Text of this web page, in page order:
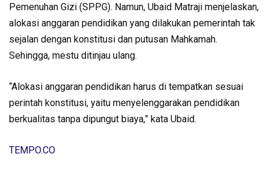
Pemenuhan Gizi (SPPG). Namun, Ubaid Matraji menjelaskan,
alokasi anggaran pendidikan yang dilakukan pemerintah tak
sejalan dengan konstitusi dan putusan Mahkamah.
Sehingga, mestu ditinjau ulang.
“Alokasi anggaran pendidikan harus di tempatkan sesuai
perintah konstitusi, yaitu menyelenggarakan pendidikan
berkualitas tanpa dipungut biaya,” kata Ubaid.
TEMPO.CO